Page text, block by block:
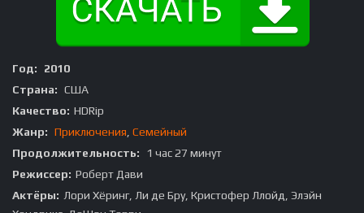
Год:
2010
Страна: США
Качество: HDRip
Жанр: Приключения Семейный
Продолжительность:
1 час 27 минут
Режиссер: Роберт Дави
Актёры: Лори Хёринг, Ли де Бру, Кристофер Ллойд, Элэйн